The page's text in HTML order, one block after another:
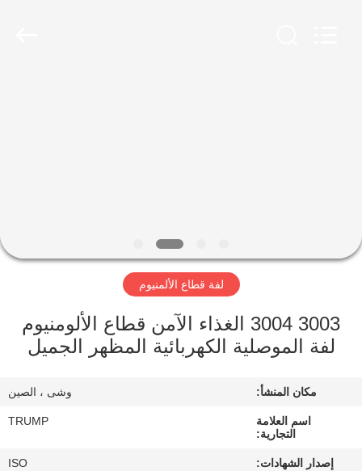
معلومات
عنا
جولة
في
مراقبة
الجودة
لفة قطاع الألمنيوم
3003 3004 الغذاء الآمن قطاع الألومنيوم
لفة الموصلية الكهربائية المظهر الجميل
مكان المنشأ: وشى ، الصين
اسم العلامة
التجارية:
TRUMP
إصدار الشهادات: ISO